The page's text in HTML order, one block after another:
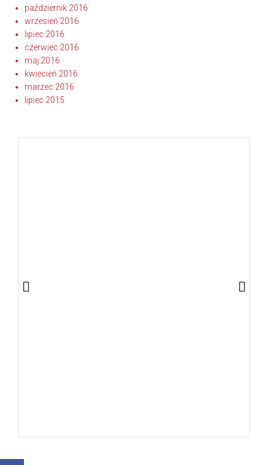
październik 2016
wrzesień 2016
lipiec 2016
czerwiec 2016
maj 2016
kwiecień 2016
marzec 2016
lipiec 2015